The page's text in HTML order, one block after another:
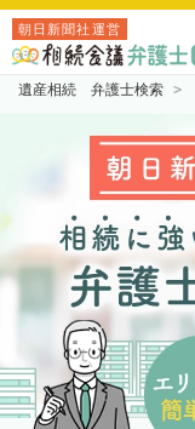
朝日新聞社運営
遺産相続 弁護士検索